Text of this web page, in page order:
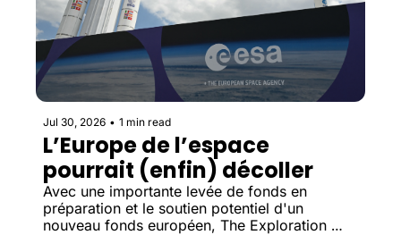
Jul 30, 2026 • 1 min read
L’Europe de l’espace
pourrait (enfin) décoller
Avec une importante levée de fonds en
préparation et le soutien potentiel d'un
nouveau fonds européen, The Exploration